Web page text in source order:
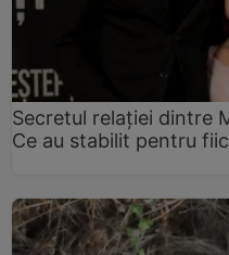
Secretul relației dintre
Ce au stabilit pentru